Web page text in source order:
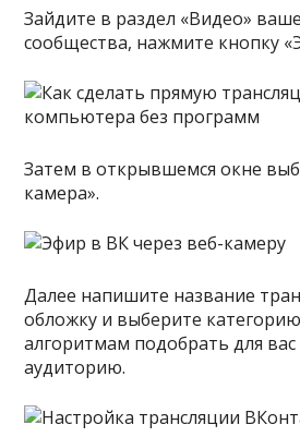
Зайдите в раздел «Видео»
сообщества, нажмите кнопку
Затем в открывшемся окне
камера».
Далее напишите название
обложку и выберите
алгоритмам подобрать для
аудиторию.